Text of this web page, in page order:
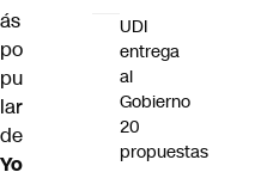
ás
po
pu
lar
de
Yo
UDI
entrega
al
Gobierno
20
propuestas